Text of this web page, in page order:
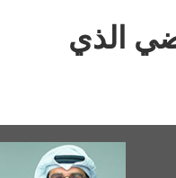
الذي